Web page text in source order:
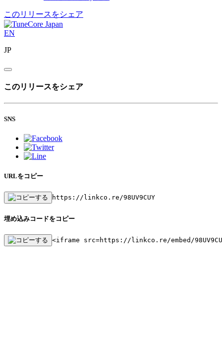
このリリースをシェア
EN
JP
このリリースをシェア
SNS
URLをコピー
https://linkco.re/98UV9CUY
埋め込みコードをコピー
<iframe src=https://linkco.re/embed/